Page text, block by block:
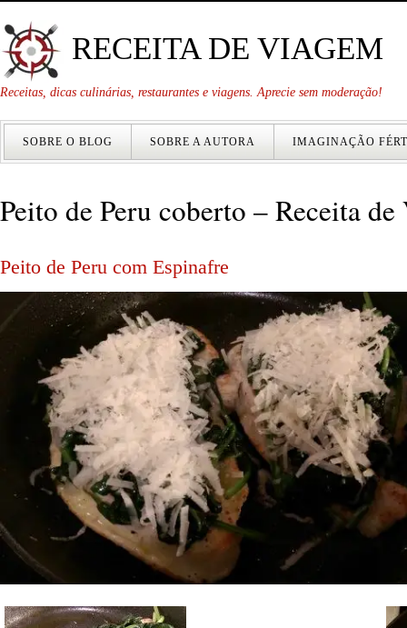
RECEITA DE VIAGEM
Receitas, dicas culinárias, restaurantes e viagens. Aprecie sem moderação!
SOBRE O BLOG SOBRE A AUTORA IMAGINAÇÃO
Peito de Peru coberto – Receita de
Peito de Peru com Espinafre